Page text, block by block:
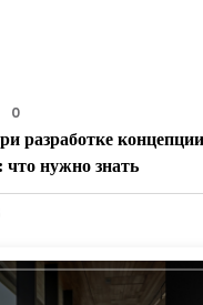
0
разработке
что нужно знать